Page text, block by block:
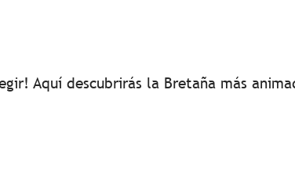
favoris
Aquí descubrirás la Bretaña más